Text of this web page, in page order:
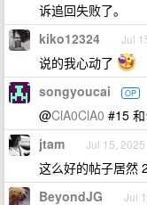
诉追回失败了。
kiko12324 Jul
说的我心动了
songyoucai OP
@ClA0ClA0 #15
jtam Jul 15, 2025
这么好的帖子居然
BeyondJG Jul